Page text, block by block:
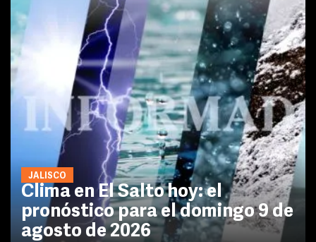
JALISCO
Clima en El Salto hoy: el
pronóstico para el domingo 9 de
agosto de 2026